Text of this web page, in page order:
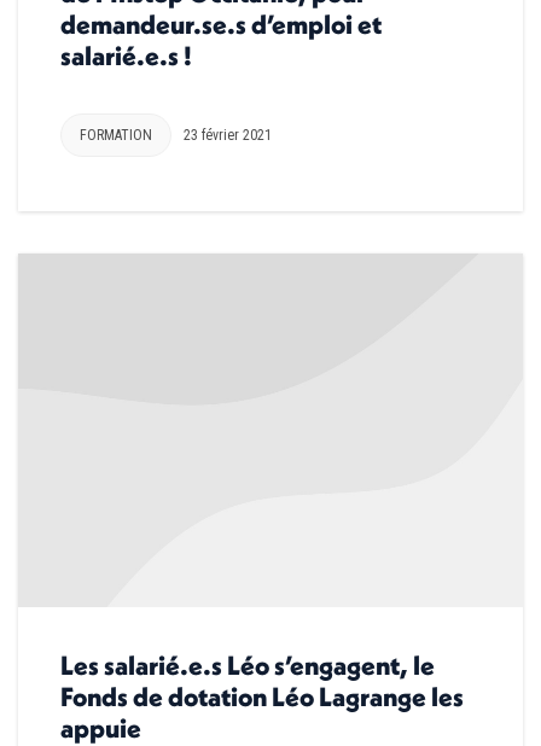
demandeur.se.s d’emploi et
salarié.e.s !
FORMATION 23 février 2021
Les salarié.e.s Léo s’engagent, le
Fonds de dotation Léo Lagrange les
appuie